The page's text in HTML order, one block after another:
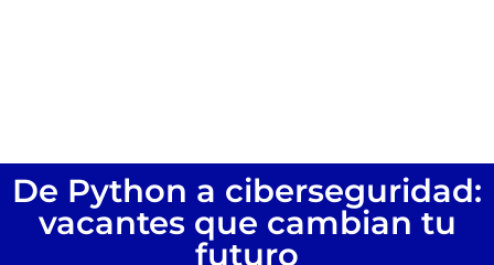
De Python a ciberseguridad:
vacantes que cambian tu
futuro